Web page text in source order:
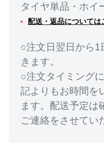
タイヤ単品・ホイ
配送・返品については
○注文日翌日から1
きます。
○注文タイミング
記よりもお時間を
ます。配送予定は
ご連絡をさせてい